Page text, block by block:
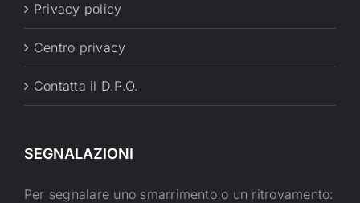
Privacy policy
Centro privacy
Contatta il D.P.O.
SEGNALAZIONI
Per segnalare uno smarrimento o un ritrovamento: